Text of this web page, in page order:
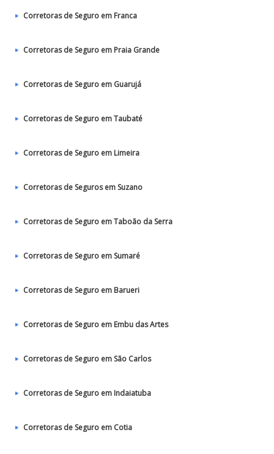
Corretoras de Seguro em Franca
Corretoras de Seguro em Praia Grande
Corretoras de Seguro em Guarujá
Corretoras de Seguro em Taubaté‎
Corretoras de Seguro em Limeira
Corretoras de Seguros em Suzano
Corretoras de Seguro em Taboão da Serra
Corretoras de Seguro em Sumaré
Corretoras de Seguro em Barueri
Corretoras de Seguro em Embu das Artes
Corretoras de Seguro em São Carlos
Corretoras de Seguro em Indaiatuba
Corretoras de Seguro em Cotia